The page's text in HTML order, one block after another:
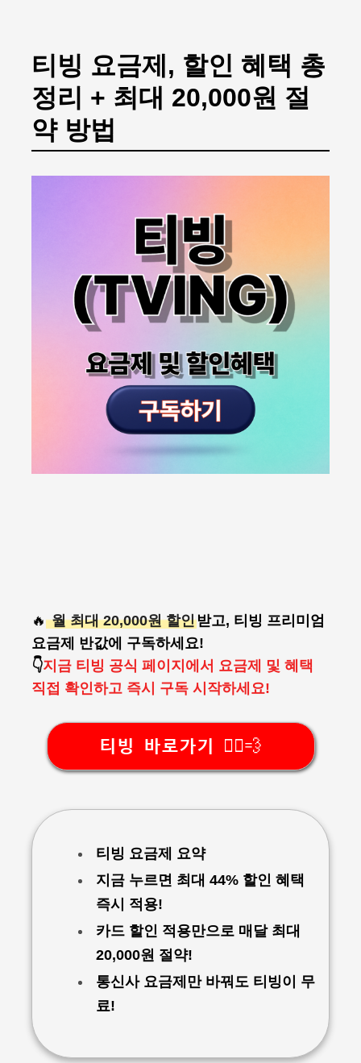
티빙 요금제, 할인 혜택 총
정리 + 최대 20,000원 절
약 방법
🔥 월 최대 20,000원 할인 받고, 티빙 프리미엄
요금제 반값에 구독하세요!
👇지금 티빙 공식 페이지에서 요금제 및 혜택
직접 확인하고 즉시 구독 시작하세요!
티빙 바로가기 🏃‍♂️💨
티빙 요금제 요약
지금 누르면 최대 44% 할인 혜택
즉시 적용!
카드 할인 적용만으로 매달 최대
20,000원 절약!
통신사 요금제만 바꿔도 티빙이 무
료!